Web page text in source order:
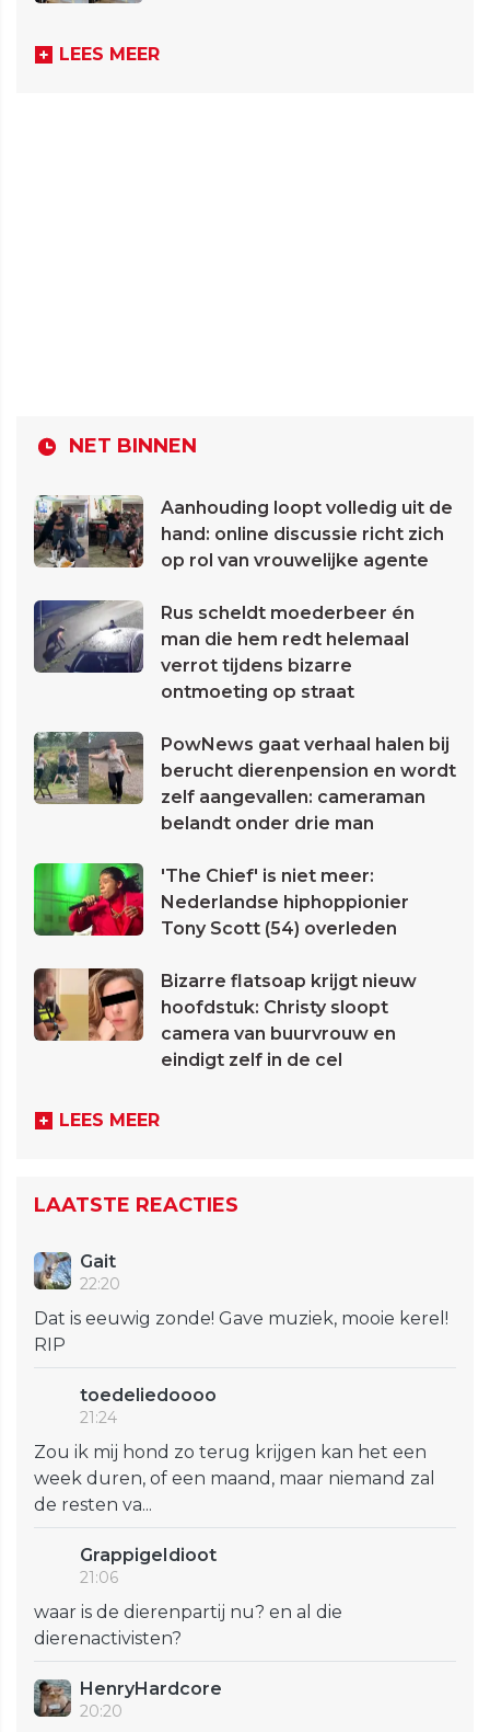
LEES MEER
NET BINNEN
Aanhouding loopt volledig uit de
hand: online discussie richt zich
op rol van vrouwelijke agente
Rus scheldt moederbeer én
man die hem redt helemaal
verrot tijdens bizarre
ontmoeting op straat
PowNews gaat verhaal halen bij
berucht dierenpension en wordt
zelf aangevallen: cameraman
belandt onder drie man
'The Chief' is niet meer:
Nederlandse hiphoppionier
Tony Scott (54) overleden
Bizarre flatsoap krijgt nieuw
hoofdstuk: Christy sloopt
camera van buurvrouw en
eindigt zelf in de cel
LEES MEER
LAATSTE REACTIES
Gait
22:20
Dat is eeuwig zonde! Gave muziek, mooie kerel!
RIP
toedeliedoooo
21:24
Zou ik mij hond zo terug krijgen kan het een
week duren, of een maand, maar niemand zal
de resten va...
GrappigeIdioot
21:06
waar is de dierenpartij nu? en al die
dierenactivisten?
HenryHardcore
20:20